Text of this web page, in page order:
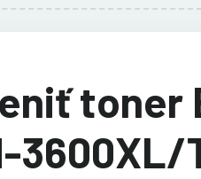
toner
3600XL/